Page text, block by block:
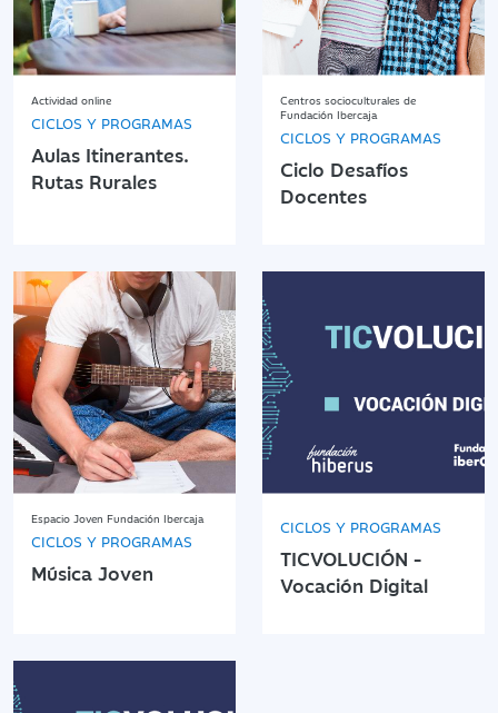
Actividad online
CICLOS Y PROGRAMAS
Aulas Itinerantes.
Rutas Rurales
Centros socioculturales de
Fundación Ibercaja
CICLOS Y PROGRAMAS
Ciclo Desafíos
Docentes
Espacio Joven Fundación Ibercaja
CICLOS Y PROGRAMAS
Música Joven
CICLOS Y PROGRAMAS
TICVOLUCIÓN -
Vocación Digital